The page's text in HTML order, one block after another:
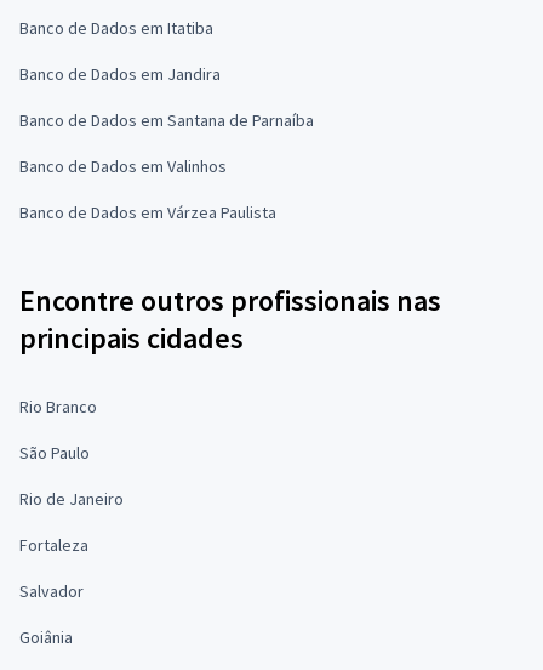
Banco de Dados em Itatiba
Banco de Dados em Jandira
Banco de Dados em Santana de Parnaíba
Banco de Dados em Valinhos
Banco de Dados em Várzea Paulista
Encontre outros profissionais nas
principais cidades
Rio Branco
São Paulo
Rio de Janeiro
Fortaleza
Salvador
Goiânia